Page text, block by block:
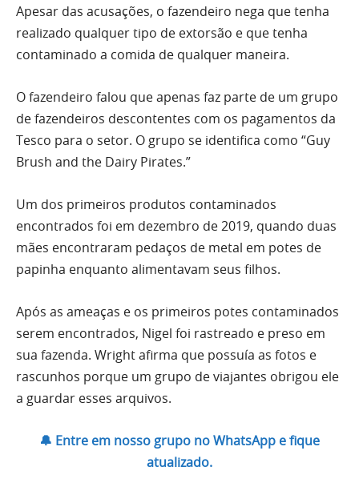
Apesar das acusações, o fazendeiro nega que tenha
realizado qualquer tipo de extorsão e que tenha
contaminado a comida de qualquer maneira.
O fazendeiro falou que apenas faz parte de um grupo
de fazendeiros descontentes com os pagamentos da
Tesco para o setor. O grupo se identifica como “Guy
Brush and the Dairy Pirates.”
Um dos primeiros produtos contaminados
encontrados foi em dezembro de 2019, quando duas
mães encontraram pedaços de metal em potes de
papinha enquanto alimentavam seus filhos.
Após as ameaças e os primeiros potes contaminados
serem encontrados, Nigel foi rastreado e preso em
sua fazenda. Wright afirma que possuía as fotos e
rascunhos porque um grupo de viajantes obrigou ele
a guardar esses arquivos.
🔔 Entre em nosso grupo no WhatsApp e fique
atualizado.